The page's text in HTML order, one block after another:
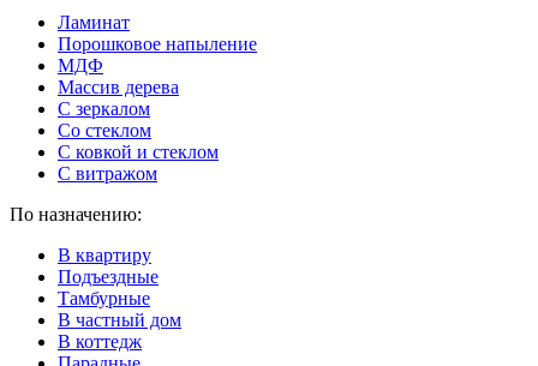
Ламинат
Порошковое напыление
МДФ
Массив дерева
С зеркалом
Со стеклом
С ковкой и стеклом
С витражом
По назначению:
В квартиру
Подъездные
Тамбурные
В частный дом
В коттедж